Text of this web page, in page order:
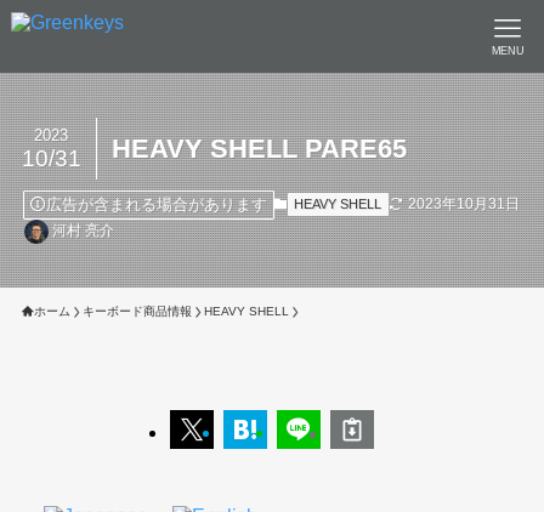
MENU
HEAVY SHELL PARE65
2023
10/31
広告が含まれる場合があります HEAVY SHELL
2023年10月31日
河村 亮介
ホーム キーボード商品情報 HEAVY SHELL